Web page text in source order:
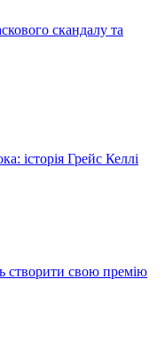
скандалу та
історія Грейс Келлі
створити свою премію